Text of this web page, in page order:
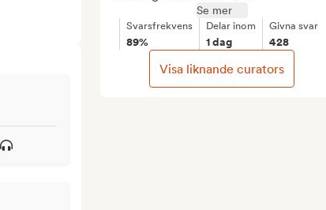
Se mer
Svarsfrekvens
89%
Delar inom
1 dag
Givna svar
428
Visa liknande curators